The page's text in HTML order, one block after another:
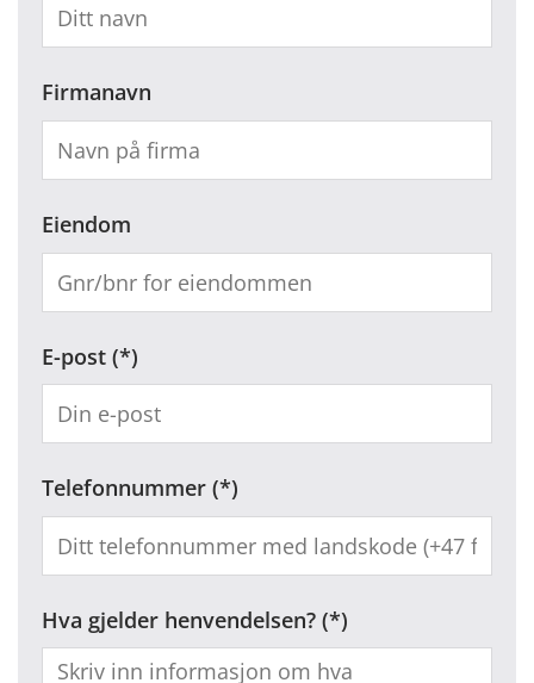
Firmanavn
Eiendom
E-post
Telefonnummer
Hva gjelder henvendelsen?